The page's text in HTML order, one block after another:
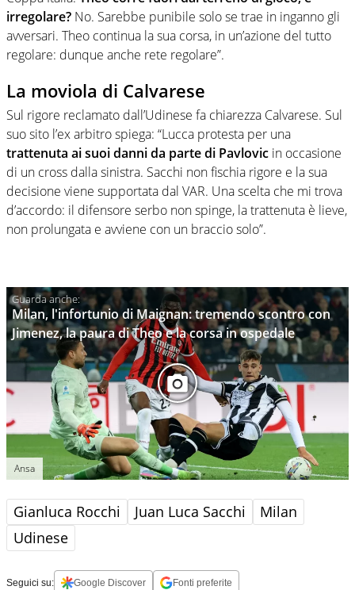
irregolare? No. Sarebbe punibile solo se trae in inganno gli
avversari. Theo continua la sua corsa, in un’azione del tutto
regolare: dunque anche rete regolare”.
La moviola di Calvarese
Sul rigore reclamato dall’Udinese fa chiarezza Calvarese. Sul
suo sito l’ex arbitro spiega: “Lucca protesta per una
trattenuta ai suoi danni da parte di Pavlovic in occasione
di un cross dalla sinistra. Sacchi non fischia rigore e la sua
decisione viene supportata dal VAR. Una scelta che mi trova
d’accordo: il difensore serbo non spinge, la trattenuta è lieve,
non prolungata e avviene con un braccio solo”.
Milan, l'infortunio di Maignan: tremendo scontro con
Jimenez, la paura di Theo e la corsa in ospedale
Ansa
Gianluca Rocchi Juan Luca Sacchi
Milan
Udinese
Seguici su: Google Discover Fonti preferite